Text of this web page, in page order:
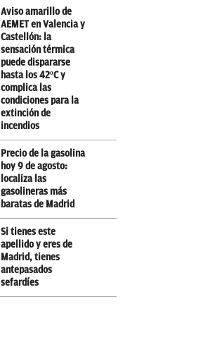
Aviso amarillo de
AEMET en Valencia y
Castellón: la
sensación térmica
puede dispararse
hasta los 42ºC y
complica las
condiciones para la
extinción de
incendios
Precio de la gasolina
hoy 9 de agosto:
localiza las
gasolineras más
baratas de Madrid
Si tienes este
apellido y eres de
Madrid, tienes
antepasados
sefardíes